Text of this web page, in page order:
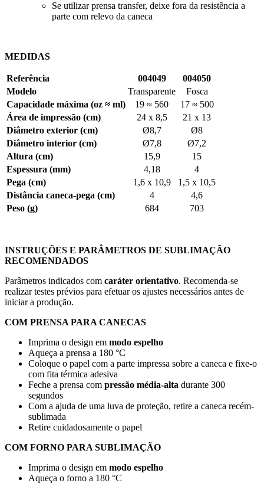
Se utilizar prensa transfer, deixe fora da resistência a
parte com relevo da caneca
MEDIDAS
Referência 004049
004050
Modelo
Transparente
Fosca
Capacidade máxima (oz ≈ ml)
19 ≈ 560
17 ≈ 500
Área de impressão (cm)
24 x 8,5
21 x 13
Diâmetro exterior (cm)
Ø8,7
Ø8
Diâmetro interior (cm)
Ø7,8
Ø7,2
Altura (cm)
15,9
15
Espessura (mm)
4,18
4
Pega (cm) 1,6 x 10,9
1,5 x 10,5
Distância caneca-pega (cm) 4
4,6
Peso (g)
684 703
INSTRUÇÕES E PARÂMETROS DE SUBLIMAÇÃO
RECOMENDADOS
Parâmetros indicados com caráter orientativo. Recomenda-se
realizar testes prévios para efetuar os ajustes necessários antes de
iniciar a produção.
COM PRENSA PARA CANECAS
Imprima o design em modo espelho
Aqueça a prensa a 180 °C
Coloque o papel com a parte impressa sobre a caneca e fixe-o
com fita térmica adesiva
Feche a prensa com pressão média-alta durante 300
segundos
Com a ajuda de uma luva de proteção, retire a caneca recém-
sublimada
Retire cuidadosamente o papel
COM FORNO PARA SUBLIMAÇÃO
Imprima o design em modo espelho
Aqueça o forno a 180 °C